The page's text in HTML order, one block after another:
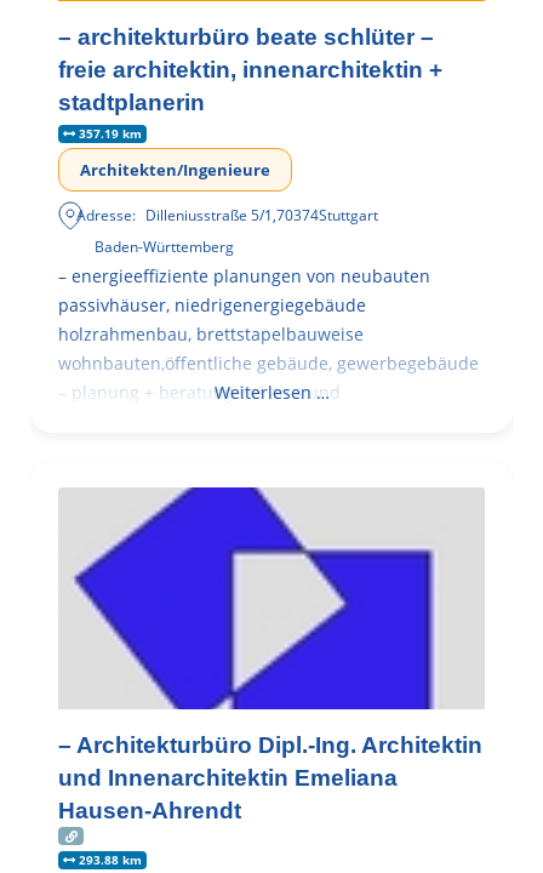
– architekturbüro beate schlüter –
freie architektin, innenarchitektin +
stadtplanerin
357.19 km
Architekten/Ingenieure
Adresse: Dilleniusstraße 5/1,70374Stuttgart
Baden-Württemberg
– energieeffiziente planungen von neubauten
passivhäuser, niedrigenergiegebäude
holzrahmenbau, brettstapelbauweise
wohnbauten,öffentliche gebäude, gewerbegebäude
– planung + beratung bei an – und
Weiterlesen …
– Architekturbüro Dipl.-Ing. Architektin
und Innenarchitektin Emeliana
Hausen-Ahrendt
293.88 km